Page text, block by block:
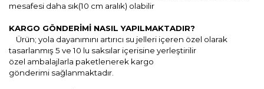
mesafesi daha sık(10 cm aralık) olabilir
KARGO GÖNDERİMİ NASIL YAPILMAKTADIR?
Ürün; yola dayanımını artırıcı su jelleri içeren özel olarak
tasarlanmış 5 ve 10 lu saksılar içerisine yerleştirilir
özel ambalajlarla paketlenerek kargo
gönderimi sağlanmaktadır.